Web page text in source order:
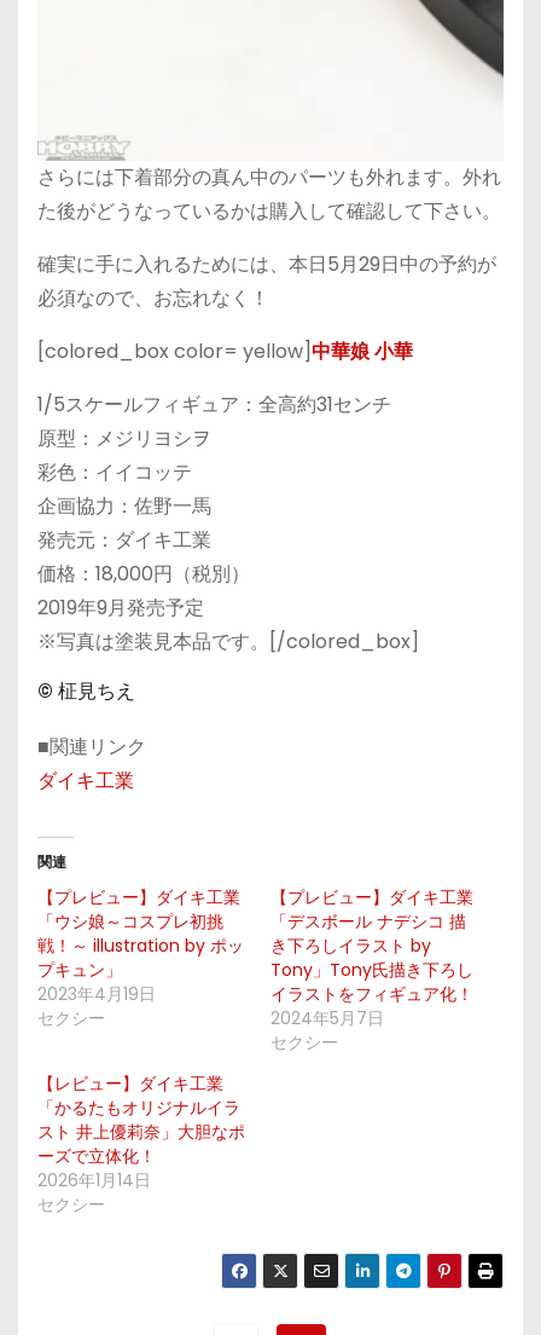
さらには下着部分の真ん中のパーツも外れます。外れ
た後がどうなっているかは購入して確認して下さい。
確実に手に入れるためには、本日5月29日中の予約が
必須なので、お忘れなく！
[colored_box color= yellow]中華娘 小華
1/5スケールフィギュア：全高約31センチ
原型：メジリヨシヲ
彩色：イイコッテ
企画協力：佐野一馬
発売元：ダイキ工業
価格：18,000円（税別）
2019年9月発売予定
※写真は塗装見本品です。[/colored_box]
© 柾見ちえ
■関連リンク
ダイキ工業
関連
【プレビュー】ダイキ工業
「ウシ娘～コスプレ初挑
戦！～ illustration by ポッ
プキュン」
2023年4月19日
セクシー
【プレビュー】ダイキ工業
「デスボール ナデシコ 描
き下ろしイラスト by
Tony」Tony氏描き下ろし
イラストをフィギュア化！
2024年5月7日
セクシー
【レビュー】ダイキ工業
「かるたもオリジナルイラ
スト 井上優莉奈」大胆なポ
ーズで立体化！
2026年1月14日
セクシー